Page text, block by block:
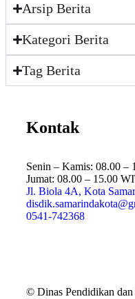
Arsip Berita
Kategori Berita
Tag Berita
Kontak
Senin – Kamis: 08.00 –
Jumat: 08.00 – 15.00
Jl. Biola 4A, Kota
0541-742368
© Dinas Pendidikan